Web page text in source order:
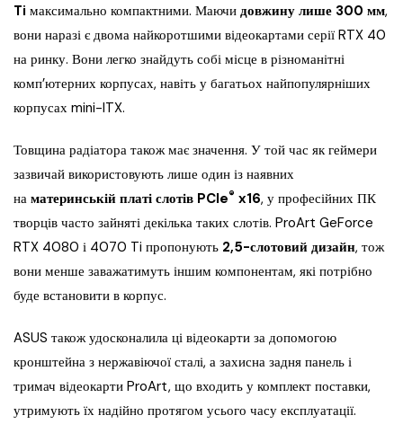
Ti максимально компактними. Маючи довжину лише 300 мм,
вони наразі є двома найкоротшими відеокартами серії RTX 40
на ринку. Вони легко знайдуть собі місце в різноманітні
комп’ютерних корпусах, навіть у багатьох найпопулярніших
корпусах mini-ITX.
Товщина радіатора також має значення. У той час як геймери
зазвичай використовують лише один із наявних
на материнській платі слотів PCIe® x16, у професійних ПК
творців часто зайняті декілька таких слотів. ProArt GeForce
RTX 4080 і 4070 Ti пропонують 2,5-слотовий дизайн, тож
вони менше заважатимуть іншим компонентам, які потрібно
буде встановити в корпус.
ASUS також удосконалила ці відеокарти за допомогою
кронштейна з нержавіючої сталі, а захисна задня панель і
тримач відеокарти ProArt, що входить у комплект поставки,
утримують їх надійно протягом усього часу експлуатації.